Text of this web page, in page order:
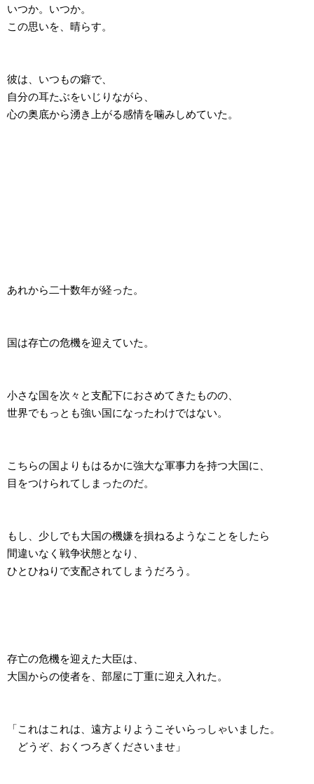
いつか。いつか。
この思いを、晴らす。
彼は、いつもの癖で、
自分の耳たぶをいじりながら、
心の奥底から湧き上がる感情を噛みしめていた。
あれから二十数年が経った。
国は存亡の危機を迎えていた。
小さな国を次々と支配下におさめてきたものの、
世界でもっとも強い国になったわけではない。
こちらの国よりもはるかに強大な軍事力を持つ大国に、
目をつけられてしまったのだ。
もし、少しでも大国の機嫌を損ねるようなことをしたら
間違いなく戦争状態となり、
ひとひねりで支配されてしまうだろう。
存亡の危機を迎えた大臣は、
大国からの使者を、部屋に丁重に迎え入れた。
「これはこれは、遠方よりようこそいらっしゃいました。
どうぞ、おくつろぎくださいませ」